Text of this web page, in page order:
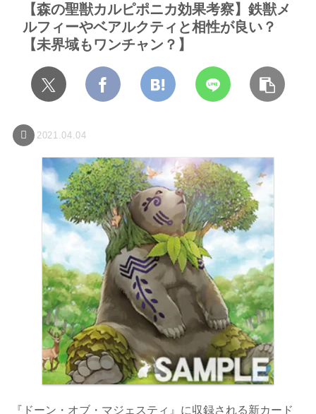
【森の聖獣カルピポニカ効果考察】鉄獣メ
ルフィーやベアルクティと相性が良い？
【未界域もワンチャン？】
2021.04.04
『ドーン・オブ・マジェスティ』に収録される新カード